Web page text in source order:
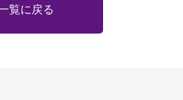
覧に戻る